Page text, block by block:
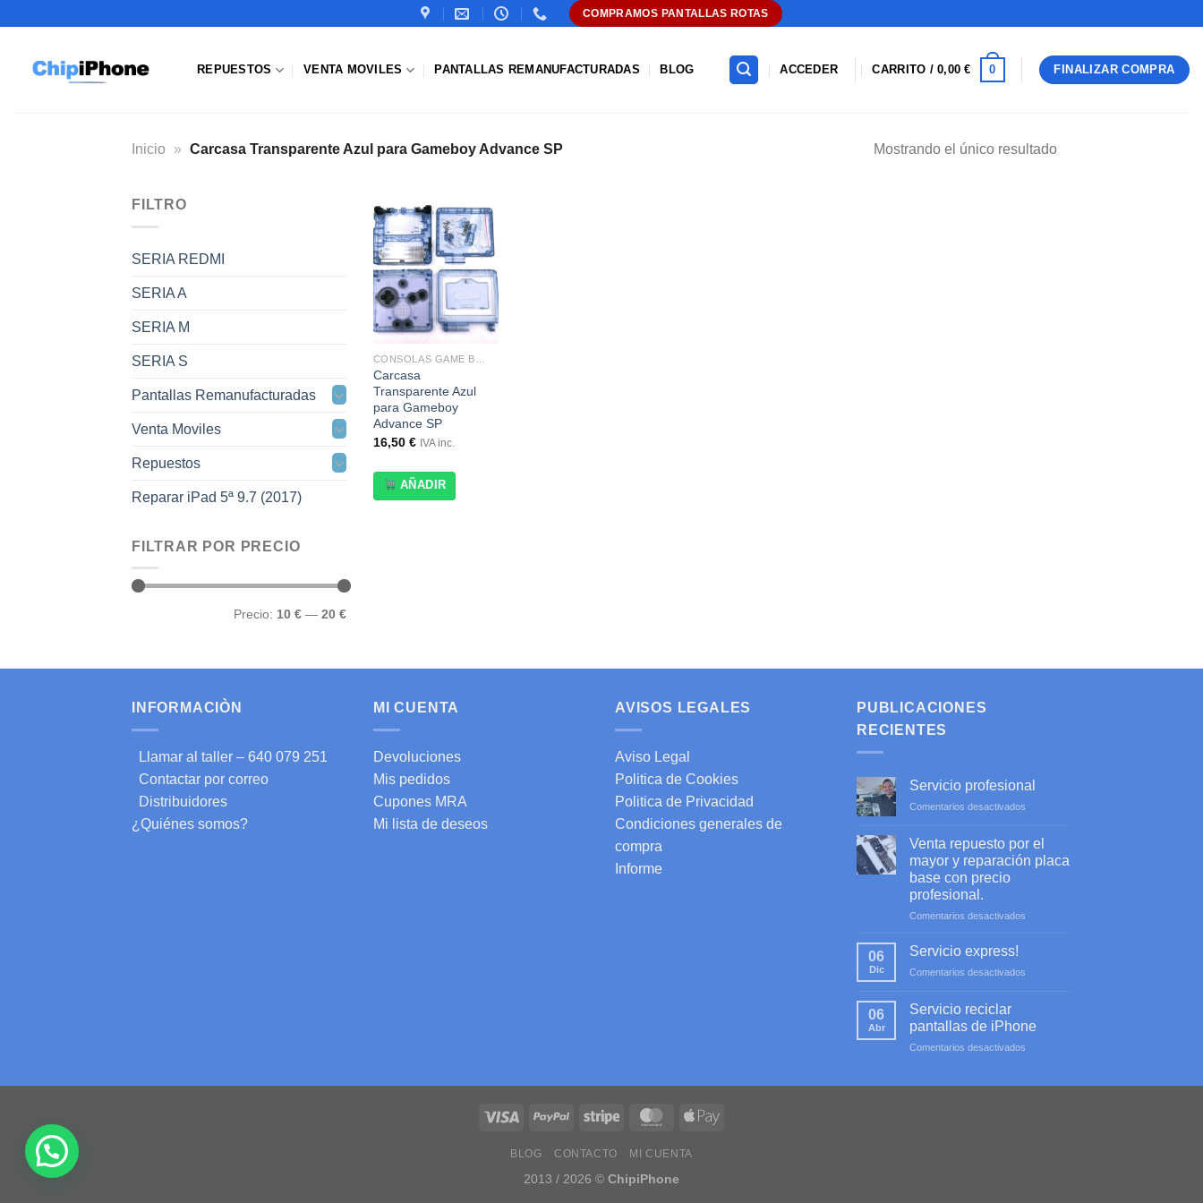
COMPRAMOS PANTALLAS ROTAS
REPUESTOS VENTA MOVILES PANTALLAS REMANUFACTURADAS BLOG ACCEDER CARRITO /0,00€ 0 FINALIZAR COMPRA
Inicio » Carcasa Transparente Azul para Gameboy Advance SP Mostrando el único resultado
FILTRO
SERIA REDMI
SERIA A
SERIA M
SERIA S
Pantallas Remanufacturadas
Venta Moviles
Repuestos
Reparar iPad 5ª 9.7 (2017)
FILTRAR POR PRECIO
Precio: 10 € — 20 €
Añadir
a la
lista de
deseos
CONSOLAS GAME BOY
Carcasa
Transparente Azul
para Gameboy
Advance SP
16,50 € IVA inc.
AÑADIR
INFORMACIÒN
Llamar al taller – 640 079 251
Contactar por correo
Distribuidores
¿Quiénes somos?
MI CUENTA
Devoluciones
Mis pedidos
Cupones MRA
Mi lista de deseos
AVISOS LEGALES
Aviso Legal
Politica de Cookies
Politica de Privacidad
Condiciones generales de
compra
Informe
PUBLICACIONES
RECIENTES
Servicio profesional
Comentarios desactivados
profesional
Venta repuesto por el
mayor y reparación placa
base con precio
profesional.
Comentarios desactivados
reparación
06
Dic
Servicio express!
Comentarios desactivados
06
Abr
Servicio reciclar
pantallas de iPhone
Comentarios desactivados
BLOG CONTACTO MI CUENTA
2013 / 2026 © ChipiPhone